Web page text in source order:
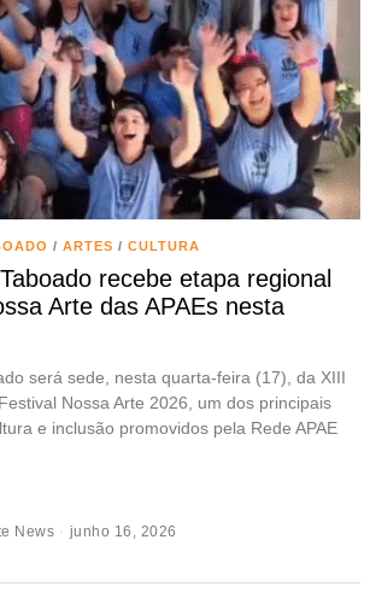
/ ARTES / CULTURA
recebe etapa regional
Arte das APAEs nesta
será sede, nesta quarta-feira (17), da XIII
Nossa Arte 2026, um dos principais
e inclusão promovidos pela Rede APAE
News junho 16, 2026